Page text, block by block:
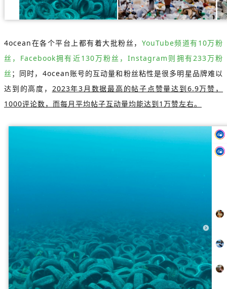
4ocean在各个平台上都有着大批粉丝， YouTube频道有10万粉
丝，Facebook拥有近130万粉丝，Instagram则拥有233万粉
丝 ；同时，4ocean账号的互动量和粉丝粘性是很多明星品牌难以
达到的高度， 2023年3月数据最高的帖子点赞量达到6.9万赞，
1000评论数，而每月平均帖子互动量均能达到1万赞左右。